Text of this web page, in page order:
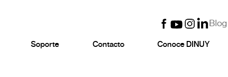
Soporte Contacto Conoce DINUY